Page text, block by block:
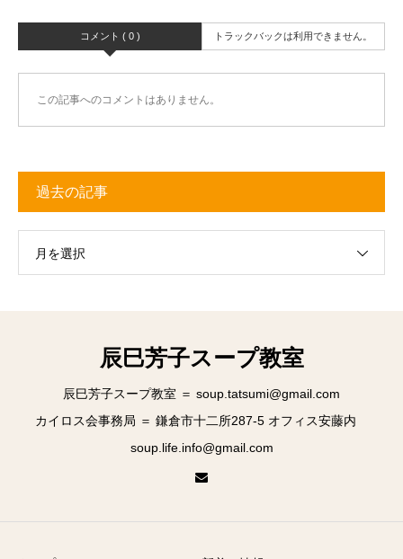
コメント ( 0 ) トラックバックは利用できません。
この記事へのコメントはありません。
過去の記事
月を選択
辰巳芳子スープ教室
辰巳芳子スープ教室 ＝ soup.tatsumi@gmail.com
カイロス会事務局 ＝ 鎌倉市十二所287-5 オフィス安藤内
soup.life.info@gmail.com